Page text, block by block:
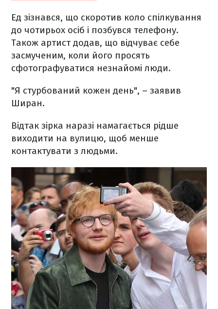
Ед зізнався, що скоротив коло спілкування
до чотирьох осіб і позбувся телефону.
Також артист додав, що відчуває себе
засмученим, коли його просять
сфотографуватися незнайомі люди.
"Я стурбований кожен день", – заявив
Ширан.
Відтак зірка наразі намагається рідше
виходити на вулицю, щоб менше
контактувати з людьми.